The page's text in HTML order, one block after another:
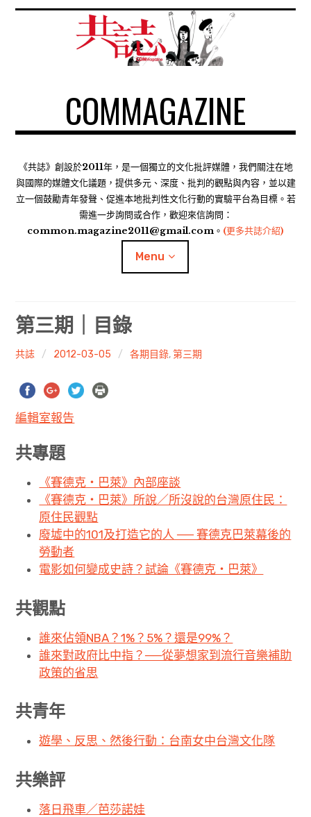
COMMAGAZINE
《共誌》創設於2011年，是一個獨立的文化批評媒體，我們關注在地
與國際的媒體文化議題，提供多元、深度、批判的觀點與內容，並以建
立一個鼓勵青年發聲、促進本地批判性文化行動的實驗平台為目標。若
需進一步詢問或合作，歡迎來信詢問：
common.magazine2011@gmail.com。 (更多共誌介紹)
Menu
共專題
共評論
共想/共享
共青年
文化誌
勞動誌
共誌寫手
各期目錄
第三期｜目錄
共誌 2012-03-05 各期目錄, 第三期
編輯室報告
共專題
《賽德克‧巴萊》內部座談
《賽德克‧巴萊》所說／所沒說的台灣原住民：
原住民觀點
廢墟中的101及打造它的人 ── 賽德克巴萊幕後的
勞動者
電影如何變成史詩？試論《賽德克‧巴萊》
共觀點
誰來佔領NBA？1%？5%？還是99%？
誰來對政府比中指？──從夢想家到流行音樂補助
政策的省思
共青年
遊學、反思、然後行動：台南女中台灣文化隊
共樂評
落日飛車／芭莎諾娃